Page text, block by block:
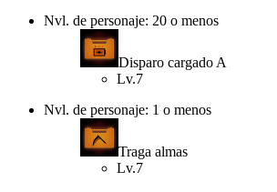
Nvl. de personaje: 20 o menos
Disparo cargado A
Lv.7
Nvl. de personaje: 1 o menos
Traga almas
Lv.7